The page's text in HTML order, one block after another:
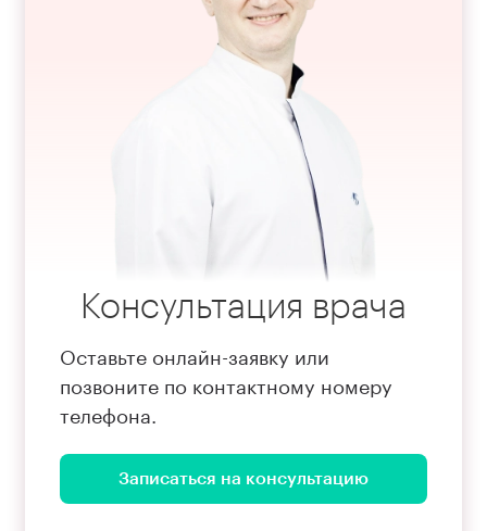
Консультация врача
Оставьте онлайн-заявку или
позвоните по контактному номеру
телефона.
Записаться на консультацию